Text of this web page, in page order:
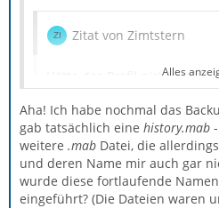
Zitat von Zimtstern
Hätte das Profil nicht mehr
haben müssen, wenn mehr
vorhanden war?
Standardm^ßig gibt es ein
(abook.mab bzw jetzt
Alles
Aha! Ich habe nochmal das
gab tatsächlich eine history.mab
weitere .mab Datei, die
und deren Name mir auch gar
wurde diese fortlaufende
eingeführt? (Die Dateien waren